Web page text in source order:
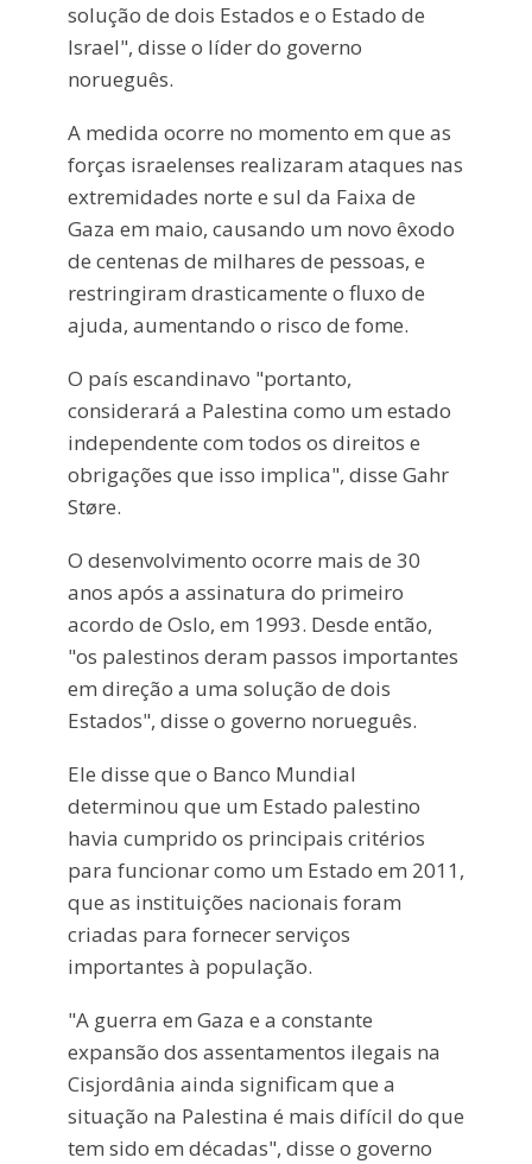
solução de dois Estados e o Estado de
Israel", disse o líder do governo
norueguês.
A medida ocorre no momento em que as
forças israelenses realizaram ataques nas
extremidades norte e sul da Faixa de
Gaza em maio, causando um novo êxodo
de centenas de milhares de pessoas, e
restringiram drasticamente o fluxo de
ajuda, aumentando o risco de fome.
O país escandinavo "portanto,
considerará a Palestina como um estado
independente com todos os direitos e
obrigações que isso implica", disse Gahr
Støre.
O desenvolvimento ocorre mais de 30
anos após a assinatura do primeiro
acordo de Oslo, em 1993. Desde então,
"os palestinos deram passos importantes
em direção a uma solução de dois
Estados", disse o governo norueguês.
Ele disse que o Banco Mundial
determinou que um Estado palestino
havia cumprido os principais critérios
para funcionar como um Estado em 2011,
que as instituições nacionais foram
criadas para fornecer serviços
importantes à população.
"A guerra em Gaza e a constante
expansão dos assentamentos ilegais na
Cisjordânia ainda significam que a
situação na Palestina é mais difícil do que
tem sido em décadas", disse o governo